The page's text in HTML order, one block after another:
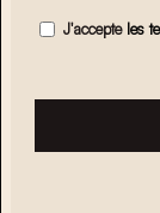
J'accepte les